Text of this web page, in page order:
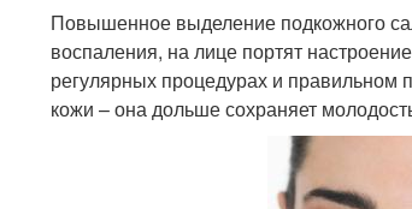
Повышенное выделение подкожного
воспаления, на лице портят
регулярных процедурах и правильном
кожи – она дольше сохраняет